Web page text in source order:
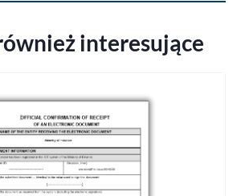
interesujące